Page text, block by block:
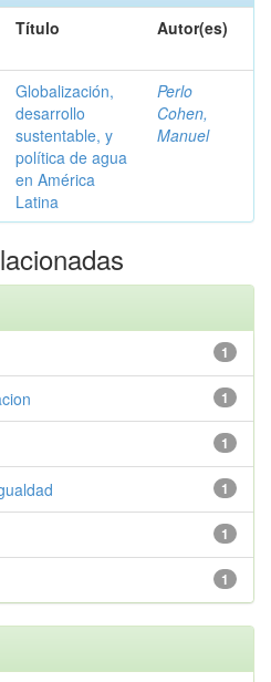
Título Autor(es)
Globalización,
desarrollo
sustentable, y
política de agua
en América
Latina
Perlo
Cohen,
Manuel
1
1
1
1
1
1